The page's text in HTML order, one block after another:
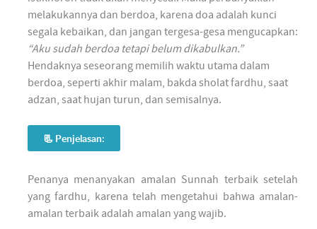
melakukannya dan berdoa, karena doa adalah kunci
segala kebaikan, dan jangan tergesa-gesa mengucapkan:
“Aku sudah berdoa tetapi belum dikabulkan.”
Hendaknya seseorang memilih waktu utama dalam
berdoa, seperti akhir malam, bakda sholat fardhu, saat
adzan, saat hujan turun, dan semisalnya.
📃 Penjelasan:
Penanya menanyakan amalan Sunnah terbaik setelah
yang fardhu, karena telah mengetahui bahwa amalan-
amalan terbaik adalah amalan yang wajib.